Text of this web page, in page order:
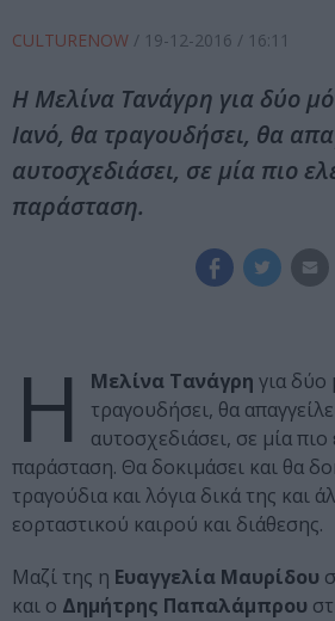
CULTURENOW / 19-12-2016 / 16:11
Η Μελίνα Τανάγρη για δύο
Ιανό, θα τραγουδήσει, θα
αυτοσχεδιάσει, σε μία πιο
παράσταση.
Η Μελίνα Τανάγρη για δύο
τραγουδήσει, θα
αυτοσχεδιάσει, σε μία
παράσταση. Θα δοκιμάσει και θα
τραγούδια και λόγια δικά της και
εορταστικού καιρού και διάθεσης.
Μαζί της η Ευαγγελία Μαυρίδου
και ο Δημήτρης Παπαλάμπρου